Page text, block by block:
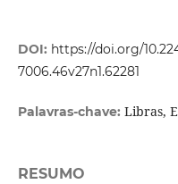
DOI: https://doi.org/
7006.46v27n1.62281
Palavras-chave: Libras,
RESUMO